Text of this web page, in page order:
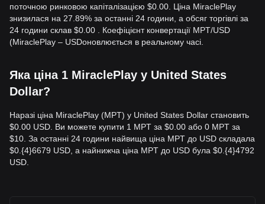
поточною ринковою капіталізацією $0.00. Ціна MiraclePlay
знизилася на 27.89% за останні 24 години, а обсяг торгівлі за
24 години склав $0.00 . Коефіцієнт конвертації MPT/USD
(MiraclePlay – USDоновлюється в реальному часі.
Яка ціна 1 MiraclePlay у United States
Dollar?
Наразі ціна MiraclePlay (MPT) у United States Dollar становить
$0.00 USD. Ви можете купити 1 MPT за $0.00 або 0 MPT за
$10. За останні 24 години найвища ціна MPT до USD складала
$0.{​4}6679 USD, а найнижча ціна MPT до USD була $0.{​4}4792
USD.